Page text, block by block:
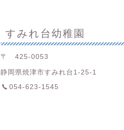
すみれ台幼稚園
〒 425-0053
静岡県焼津市すみれ台1-25-1
054-623-1545